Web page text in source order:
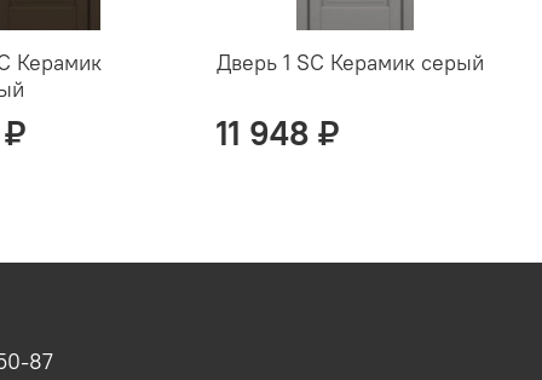
Керамик
₽
Дверь 1 SC Керамик серый
11 948 ₽
87